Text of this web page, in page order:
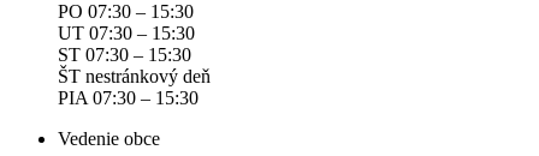
PO 07:30 – 15:30
UT 07:30 – 15:30
ST 07:30 – 15:30
ŠT nestránkový deň
PIA 07:30 – 15:30
Vedenie obce